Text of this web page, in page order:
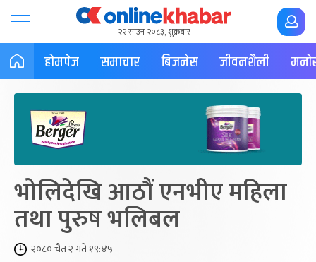
२२ साउन २०८३, शुक्रबार
होमपेज समाचार बिजनेस जीवनशैली
भोलिदेखि आठौं एनभीए महिला
तथा पुरुष भलिबल
२०८० चैत २ गते १९:४५